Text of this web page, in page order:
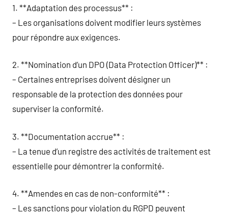
1. **Adaptation des processus** :
– Les organisations doivent modifier leurs systèmes
pour répondre aux exigences.
2. **Nomination d’un DPO (Data Protection Officer)** :
– Certaines entreprises doivent désigner un
responsable de la protection des données pour
superviser la conformité.
3. **Documentation accrue** :
– La tenue d’un registre des activités de traitement est
essentielle pour démontrer la conformité.
4. **Amendes en cas de non-conformité** :
– Les sanctions pour violation du RGPD peuvent